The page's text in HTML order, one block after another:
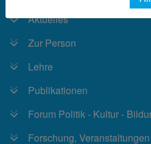
Aktuelles
Zur Person
Lehre
Publikationen
Forum Politik - Kultur -
Forschung,